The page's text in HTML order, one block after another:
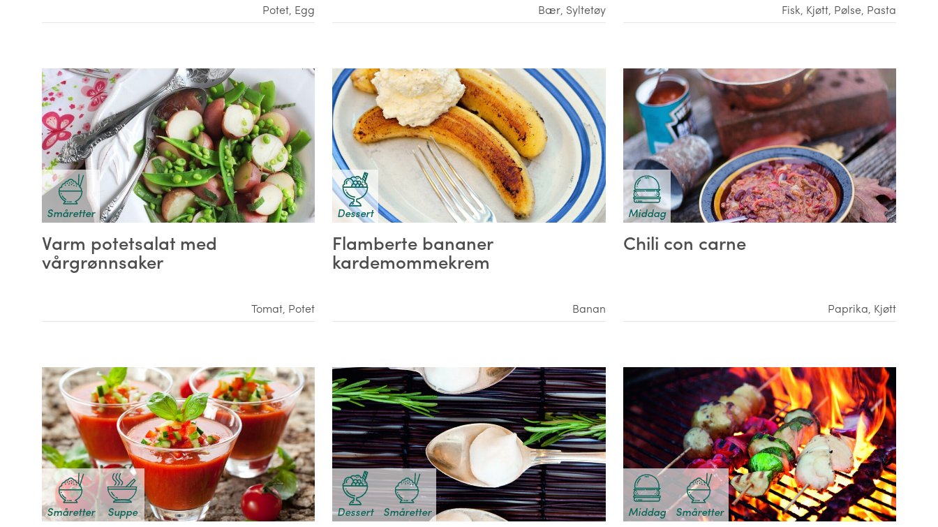
Potet, Egg Bær, Syltetøy Fisk, Kjøtt, Pølse, Pasta
Småretter
Varm potetsalat med
vårgrønnsaker
Tomat, Potet
Dessert
Flamberte bananer
kardemommekrem
Banan
Middag
Chili con carne
Paprika, Kjøtt
Småretter Suppe Dessert Småretter Middag Småretter